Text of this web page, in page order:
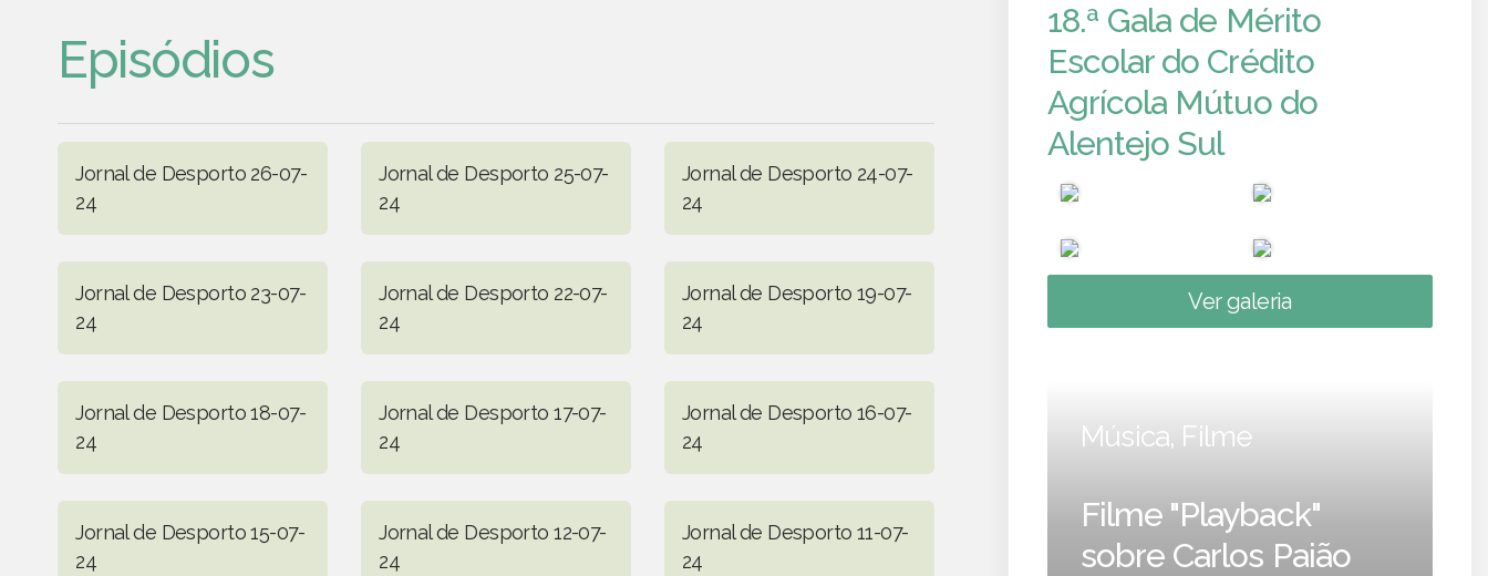
Episódios
Jornal de Desporto 26-07-
24
Jornal de Desporto 25-07-
24
Jornal de Desporto 24-07-
24
Jornal de Desporto 23-07-
24
Jornal de Desporto 22-07-
24
Jornal de Desporto 19-07-
24
Jornal de Desporto 18-07-
24
Jornal de Desporto 17-07-
24
Jornal de Desporto 16-07-
24
Jornal de Desporto 15-07-
24
Jornal de Desporto 12-07-
24
Jornal de Desporto 11-07-
24
18.ª Gala de Mérito
Escolar do Crédito
Agrícola Mútuo do
Alentejo Sul
Ver galeria
Música, Filme
Filme "Playback"
sobre Carlos Paião